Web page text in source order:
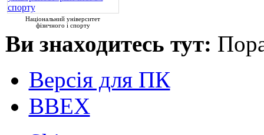
Національний університет
фізичного і спорту
Ви знаходитесь тут:
Версія для ПК
ВВЕХ